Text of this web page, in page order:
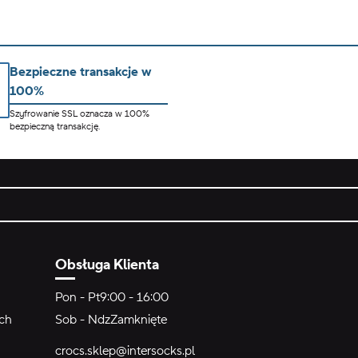
Bezpieczne transakcje w
100%
Szyfrowanie SSL oznacza w 100%
bezpieczną transakcję.
Obsługa Klienta
Pon - Pt9:00 - 16:00
Sob - NdzZamknięte
crocs.sklep@intersocks.pl